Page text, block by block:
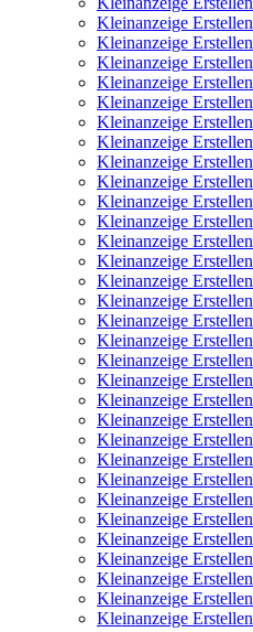
Kleinanzeige Erstellen
Kleinanzeige Erstellen
Kleinanzeige Erstellen
Kleinanzeige Erstellen
Kleinanzeige Erstellen
Kleinanzeige Erstellen
Kleinanzeige Erstellen
Kleinanzeige Erstellen
Kleinanzeige Erstellen
Kleinanzeige Erstellen
Kleinanzeige Erstellen
Kleinanzeige Erstellen
Kleinanzeige Erstellen
Kleinanzeige Erstellen
Kleinanzeige Erstellen
Kleinanzeige Erstellen
Kleinanzeige Erstellen
Kleinanzeige Erstellen
Kleinanzeige Erstellen
Kleinanzeige Erstellen
Kleinanzeige Erstellen
Kleinanzeige Erstellen
Kleinanzeige Erstellen
Kleinanzeige Erstellen
Kleinanzeige Erstellen
Kleinanzeige Erstellen
Kleinanzeige Erstellen
Kleinanzeige Erstellen
Kleinanzeige Erstellen
Kleinanzeige Erstellen
Kleinanzeige Erstellen